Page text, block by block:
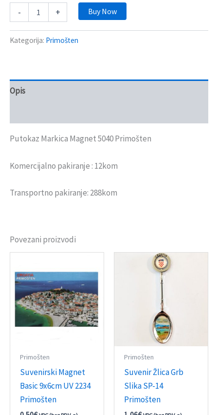
- + Buy Now
Kategorija: Primošten
Opis
Putokaz Markica Magnet 5040 Primošten
Komercijalno pakiranje : 12kom
Transportno pakiranje: 288kom
Povezani proizvodi
Primošten
Suvenirski Magnet
Basic 9x6cm UV 2234
Primošten
Primošten
Suvenir Žlica Grb
Slika SP-14
Primošten